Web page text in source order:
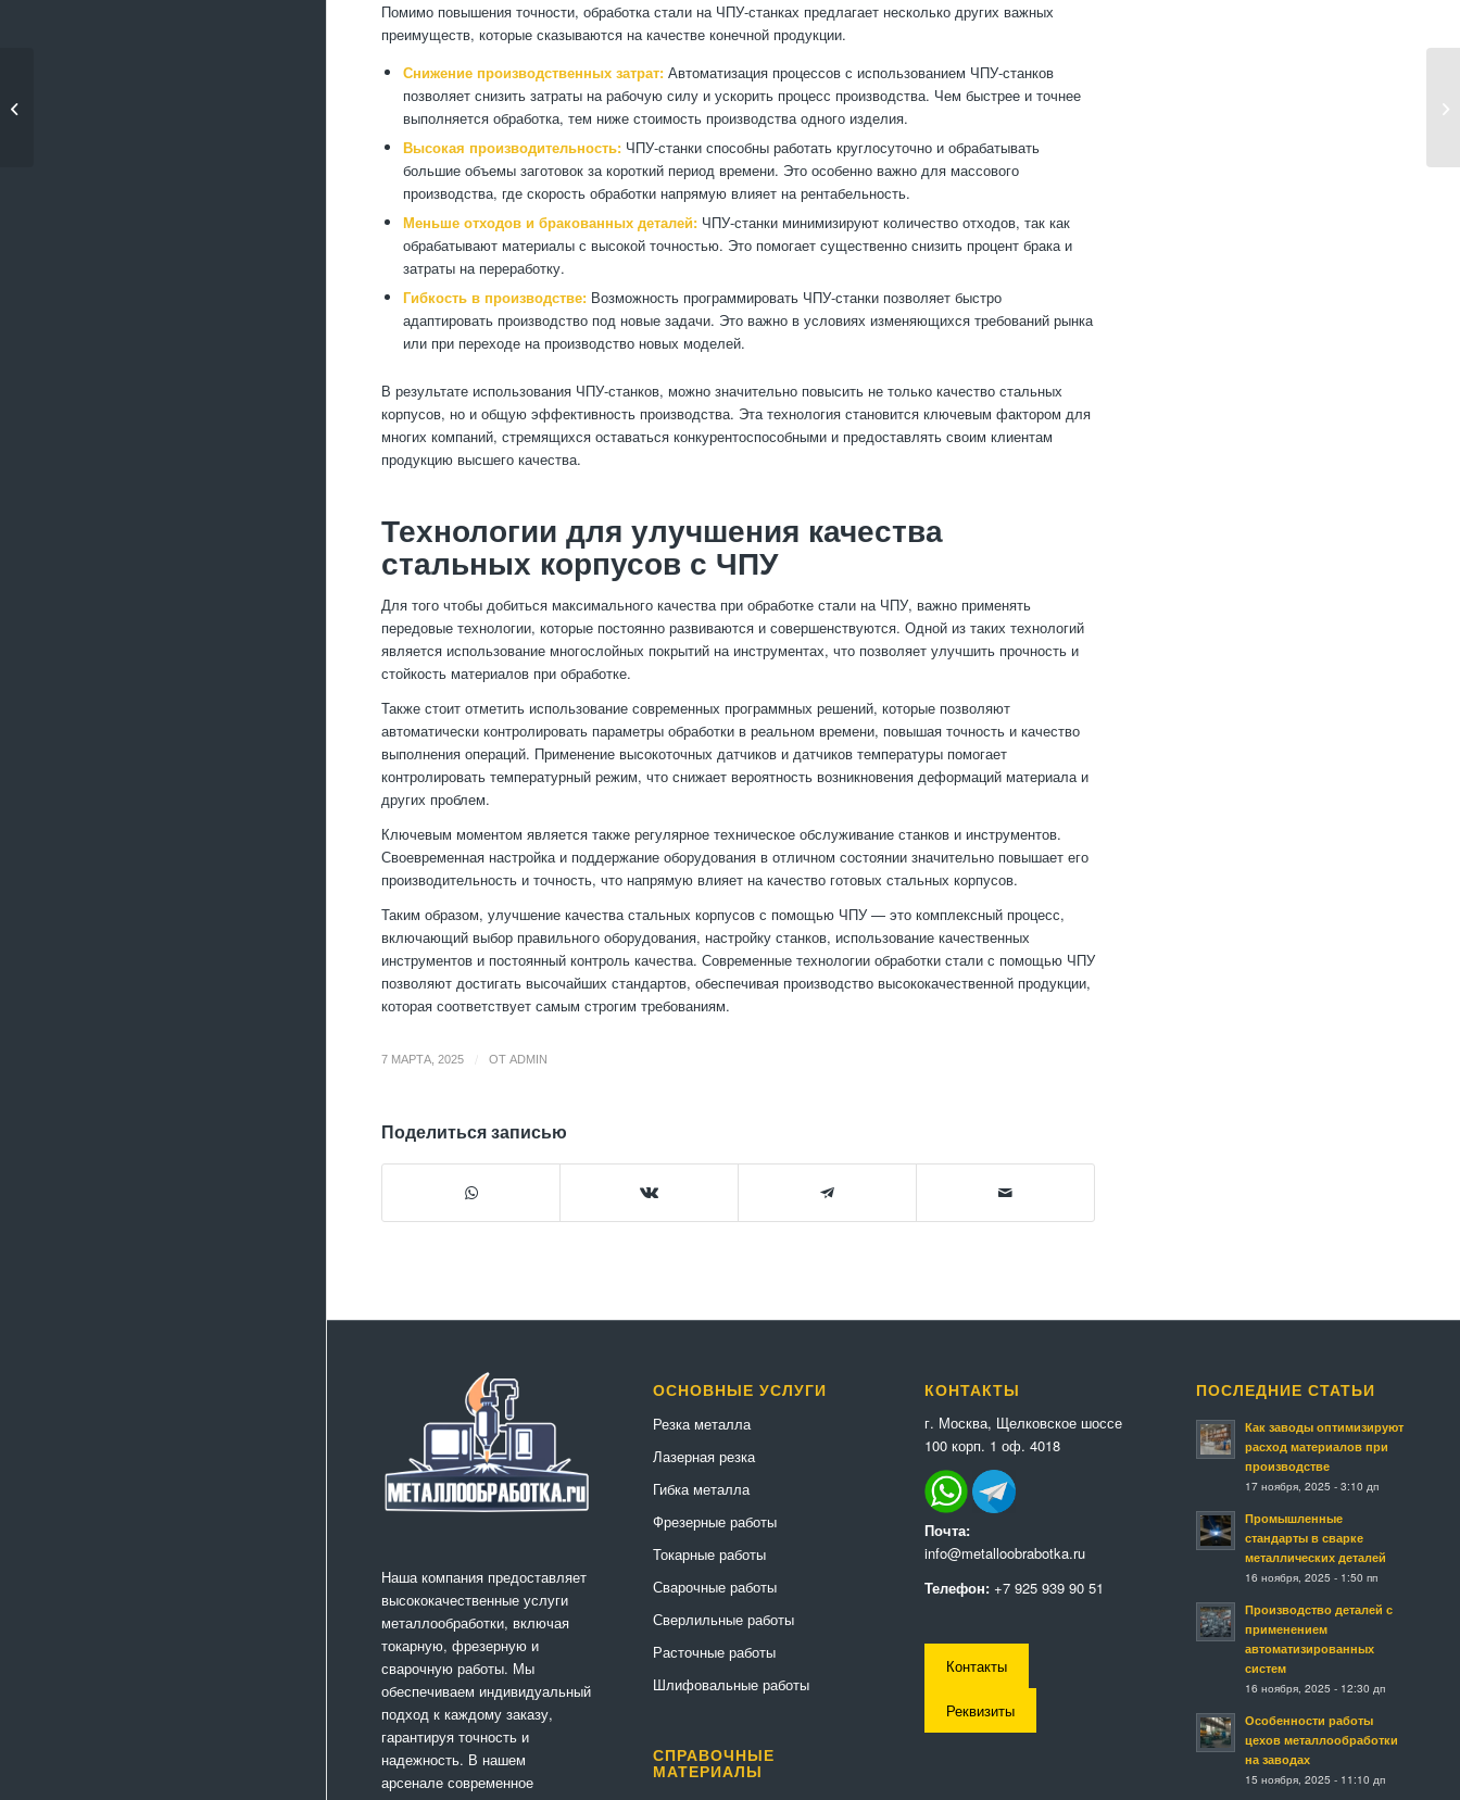
Помимо повышения точности, обработка стали на ЧПУ-станках предлагает несколько других важных
преимуществ, которые сказываются на качестве конечной продукции.
Снижение производственных затрат: Автоматизация процессов с использованием ЧПУ-станков
позволяет снизить затраты на рабочую силу и ускорить процесс производства. Чем быстрее и точнее
выполняется обработка, тем ниже стоимость производства одного изделия.
Высокая производительность: ЧПУ-станки способны работать круглосуточно и обрабатывать
большие объемы заготовок за короткий период времени. Это особенно важно для массового
производства, где скорость обработки напрямую влияет на рентабельность.
Меньше отходов и бракованных деталей: ЧПУ-станки минимизируют количество отходов, так как
обрабатывают материалы с высокой точностью. Это помогает существенно снизить процент брака и
затраты на переработку.
Гибкость в производстве: Возможность программировать ЧПУ-станки позволяет быстро
адаптировать производство под новые задачи. Это важно в условиях изменяющихся требований рынка
или при переходе на производство новых моделей.
В результате использования ЧПУ-станков, можно значительно повысить не только качество стальных
корпусов, но и общую эффективность производства. Эта технология становится ключевым фактором для
многих компаний, стремящихся оставаться конкурентоспособными и предоставлять своим клиентам
продукцию высшего качества.
Технологии для улучшения качества
стальных корпусов с ЧПУ
Для того чтобы добиться максимального качества при обработке стали на ЧПУ, важно применять
передовые технологии, которые постоянно развиваются и совершенствуются. Одной из таких технологий
является использование многослойных покрытий на инструментах, что позволяет улучшить прочность и
стойкость материалов при обработке.
Также стоит отметить использование современных программных решений, которые позволяют
автоматически контролировать параметры обработки в реальном времени, повышая точность и качество
выполнения операций. Применение высокоточных датчиков и датчиков температуры помогает
контролировать температурный режим, что снижает вероятность возникновения деформаций материала и
других проблем.
Ключевым моментом является также регулярное техническое обслуживание станков и инструментов.
Своевременная настройка и поддержание оборудования в отличном состоянии значительно повышает его
производительность и точность, что напрямую влияет на качество готовых стальных корпусов.
Таким образом, улучшение качества стальных корпусов с помощью ЧПУ — это комплексный процесс,
включающий выбор правильного оборудования, настройку станков, использование качественных
инструментов и постоянный контроль качества. Современные технологии обработки стали с помощью ЧПУ
позволяют достигать высочайших стандартов, обеспечивая производство высококачественной продукции,
которая соответствует самым строгим требованиям.
7 МАРТА, 2025 ОТ ADMIN
Поделиться записью
Наша компания предоставляет
высококачественные услуги
металлообработки, включая
токарную, фрезерную и
сварочную работы. Мы
обеспечиваем индивидуальный
подход к каждому заказу,
гарантируя точность и
надежность. В нашем
арсенале современное
ОСНОВНЫЕ УСЛУГИ
Резка металла
Лазерная резка
Гибка металла
Фрезерные работы
Токарные работы
Сварочные работы
Сверлильные работы
Расточные работы
Шлифовальные работы
СПРАВОЧНЫЕ
МАТЕРИАЛЫ
КОНТАКТЫ
г. Москва, Щелковское шоссе
100 корп. 1 оф. 4018
Почта:
info@metalloobrabotka.ru
Телефон: +7 925 939 90 51
Контакты
Реквизиты
ПОСЛЕДНИЕ СТАТЬИ
Как заводы оптимизируют
расход материалов при
производстве
17 ноября, 2025 - 3:10 дп
Промышленные
стандарты в сварке
металлических деталей
16 ноября, 2025 - 1:50 пп
Производство деталей с
применением
автоматизированных
систем
16 ноября, 2025 - 12:30 дп
Особенности работы
цехов металлообработки
на заводах
15 ноября, 2025 - 11:10 дп